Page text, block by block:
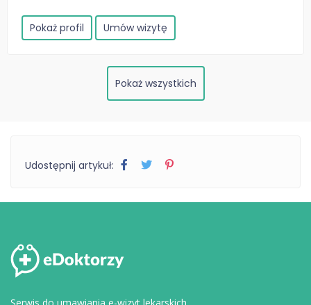
Pokaż profil Umów wizytę
Pokaż wszystkich
Udostępnij artykuł: